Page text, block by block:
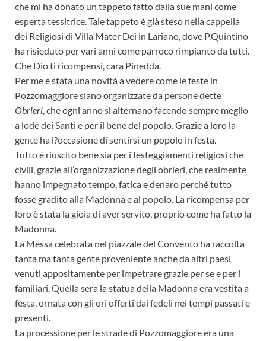
che mi ha donato un tappeto fatto dalla sue mani come
esperta tessitrice. Tale tappeto è già steso nella cappella
dei Religiosi di Villa Mater Dei in Lariano, dove P.Quintino
ha risieduto per vari anni come parroco rimpianto da tutti.
Che Dio ti ricompensi, cara Pinedda.
Per me è stata una novità a vedere come le feste in
Pozzomaggiore siano organizzate da persone dette
Obrieri, che ogni anno si alternano facendo sempre meglio
a lode dei Santi e per il bene del popolo. Grazie a loro la
gente ha l?occasione di sentirsi un popolo in festa.
Tutto è riuscito bene sia per i festeggiamenti religiosi che
civili, grazie all’organizzazione degli obrieri, che realmente
hanno impegnato tempo, fatica e denaro perché tutto
fosse gradito alla Madonna e al popolo. La ricompensa per
loro è stata la gioia di aver servito, proprio come ha fatto la
Madonna.
La Messa celebrata nel piazzale del Convento ha raccolta
tanta ma tanta gente proveniente anche da altri paesi
venuti appositamente per impetrare grazie per se e per i
familiari. Quella sera la statua della Madonna era vestita a
festa, ornata con gli ori offerti dai fedeli nei tempi passati e
presenti.
La processione per le strade di Pozzomaggiore era una